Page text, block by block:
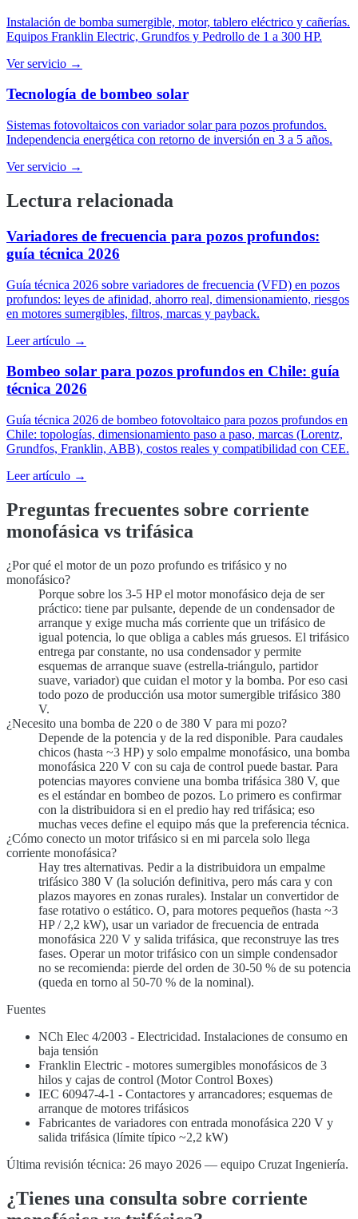
Instalación de bomba sumergible, motor, tablero eléctrico y cañerías.
Equipos Franklin Electric, Grundfos y Pedrollo de 1 a 300 HP.
Ver servicio →
Tecnología de bombeo solar
Sistemas fotovoltaicos con variador solar para pozos profundos.
Independencia energética con retorno de inversión en 3 a 5 años.
Ver servicio →
Lectura relacionada
Variadores de frecuencia para pozos profundos:
guía técnica 2026
Guía técnica 2026 sobre variadores de frecuencia (VFD) en pozos
profundos: leyes de afinidad, ahorro real, dimensionamiento, riesgos
en motores sumergibles, filtros, marcas y payback.
Leer artículo →
Bombeo solar para pozos profundos en Chile: guía
técnica 2026
Guía técnica 2026 de bombeo fotovoltaico para pozos profundos en
Chile: topologías, dimensionamiento paso a paso, marcas (Lorentz,
Grundfos, Franklin, ABB), costos reales y compatibilidad con CEE.
Leer artículo →
Preguntas frecuentes sobre corriente
monofásica vs trifásica
¿Por qué el motor de un pozo profundo es trifásico y no
monofásico?
Porque sobre los 3-5 HP el motor monofásico deja de ser
práctico: tiene par pulsante, depende de un condensador de
arranque y exige mucha más corriente que un trifásico de
igual potencia, lo que obliga a cables más gruesos. El trifásico
entrega par constante, no usa condensador y permite
esquemas de arranque suave (estrella-triángulo, partidor
suave, variador) que cuidan el motor y la bomba. Por eso casi
todo pozo de producción usa motor sumergible trifásico 380
V.
¿Necesito una bomba de 220 o de 380 V para mi pozo?
Depende de la potencia y de la red disponible. Para caudales
chicos (hasta ~3 HP) y solo empalme monofásico, una bomba
monofásica 220 V con su caja de control puede bastar. Para
potencias mayores conviene una bomba trifásica 380 V, que
es el estándar en bombeo de pozos. Lo primero es confirmar
con la distribuidora si en el predio hay red trifásica; eso
muchas veces define el equipo más que la preferencia técnica.
¿Cómo conecto un motor trifásico si en mi parcela solo llega
corriente monofásica?
Hay tres alternativas. Pedir a la distribuidora un empalme
trifásico 380 V (la solución definitiva, pero más cara y con
plazos mayores en zonas rurales). Instalar un convertidor de
fase rotativo o estático. O, para motores pequeños (hasta ~3
HP / 2,2 kW), usar un variador de frecuencia de entrada
monofásica 220 V y salida trifásica, que reconstruye las tres
fases. Operar un motor trifásico con un simple condensador
no se recomienda: pierde del orden de 30-50 % de su potencia
(queda en torno al 50-70 % de la nominal).
Fuentes
NCh Elec 4/2003 - Electricidad. Instalaciones de consumo en
baja tensión
Franklin Electric - motores sumergibles monofásicos de 3
hilos y cajas de control (Motor Control Boxes)
IEC 60947-4-1 - Contactores y arrancadores; esquemas de
arranque de motores trifásicos
Fabricantes de variadores con entrada monofásica 220 V y
salida trifásica (límite típico ~2,2 kW)
Última revisión técnica: 26 mayo 2026 — equipo Cruzat Ingeniería.
¿Tienes una consulta sobre corriente